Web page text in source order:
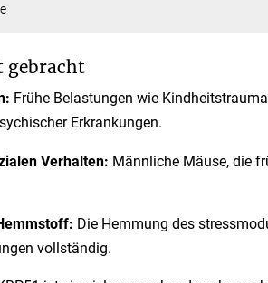
gebracht
Frühe Belastungen wie
Erkrankungen.
Verhalten: Männliche Mäuse, die
Die Hemmung des
vollständig.